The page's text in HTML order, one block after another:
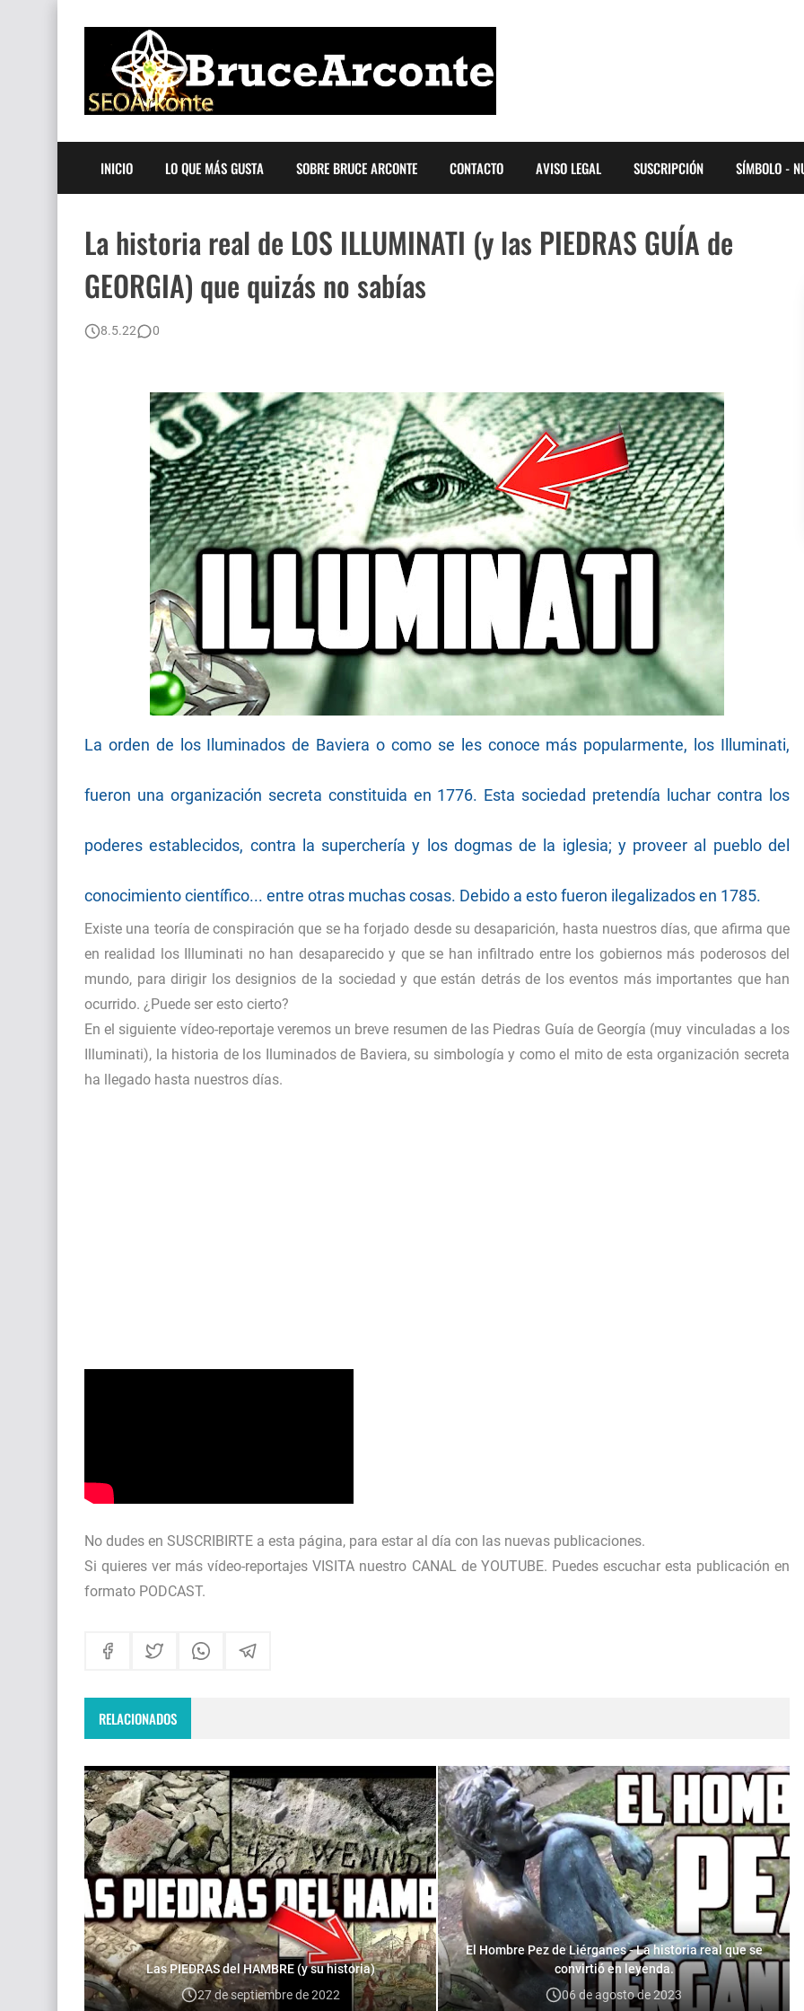
INICIO LO QUE MÁS GUSTA SOBRE BRUCE ARCONTE CONTACTO AVISO LEGAL SUSCRIPCIÓN SÍMBOLO -
La historia real de LOS ILLUMINATI (y las PIEDRAS GUÍA de
GEORGIA) que quizás no sabías
8.5.22 0
La orden de los Iluminados de Baviera o como se les conoce más popularmente, los Illuminati,
fueron una organización secreta constituida en 1776. Esta sociedad pretendía luchar contra los
poderes establecidos, contra la superchería y los dogmas de la iglesia; y proveer al pueblo del
conocimiento científico... entre otras muchas cosas. Debido a esto fueron ilegalizados en 1785.
Existe una teoría de conspiración que se ha forjado desde su desaparición, hasta nuestros días, que afirma que
en realidad los Illuminati no han desaparecido y que se han infiltrado entre los gobiernos más poderosos del
mundo, para dirigir los designios de la sociedad y que están detrás de los eventos más importantes que han
ocurrido. ¿Puede ser esto cierto?
En el siguiente vídeo-reportaje veremos un breve resumen de las Piedras Guía de Georgía (muy vinculadas a los
Illuminati), la historia de los Iluminados de Baviera, su simbología y como el mito de esta organización secreta
ha llegado hasta nuestros días.
No dudes en SUSCRIBIRTE a esta página, para estar al día con las nuevas publicaciones.
Si quieres ver más vídeo-reportajesVISITA nuestro CANAL de YOUTUBE. Puedes escuchar esta publicación en
formato PODCAST.
RELACIONADOS
Las PIEDRAS del HAMBRE (y su historia)
27 de septiembre de 2022
El Hombre Pez de Liérganes - La historia real que se
convirtió en leyenda.
06 de agosto de 2023